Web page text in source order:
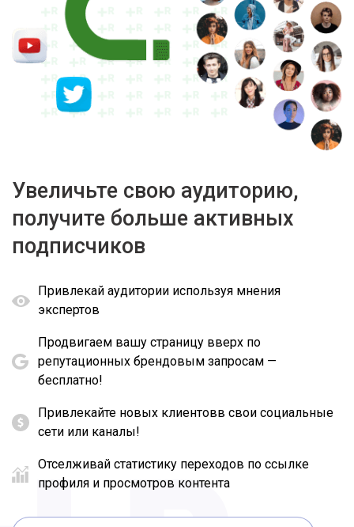
Увеличьте свою аудиторию,
получите больше активных
подписчиков
Привлекай аудитории используя мнения
экспертов
Продвигаем вашу страницу вверх по
репутационных брендовым запросам —
бесплатно!
Привлекайте новых клиентовв свои социальные
сети или каналы!
Отселживай статистику переходов по ссылке
профиля и просмотров контента